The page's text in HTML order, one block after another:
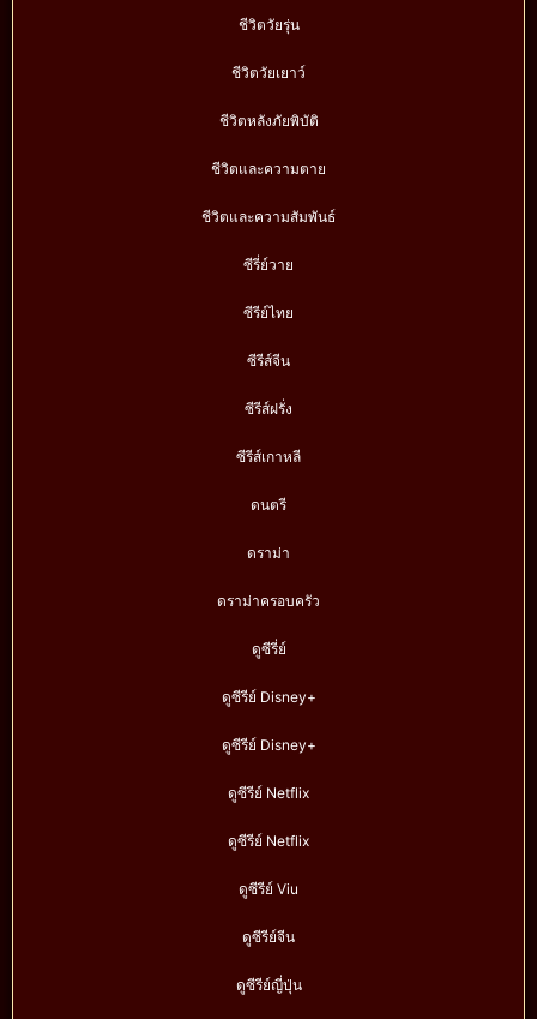
ชีวิตวัยรุ่น
ชีวิตวัยเยาว์
ชีวิตหลังภัยพิบัติ
ชีวิตและความตาย
ชีวิตและความสัมพันธ์
ซีรี่ย์วาย
ซีรีย์ไทย
ซีรีส์จีน
ซีรีส์ฝรั่ง
ซีรีส์เกาหลี
ดนตรี
ดราม่า
ดราม่าครอบครัว
ดูซีรี่ย์
ดูซีรีย์ Disney+
ดูซีรีย์ Disney+
ดูซีรีย์ Netflix
ดูซีรีย์ Netflix
ดูซีรีย์ Viu
ดูซีรีย์จีน
ดูซีรีย์ญี่ปุ่น